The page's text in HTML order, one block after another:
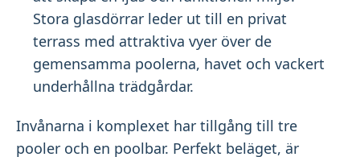
Stora glasdörrar leder ut till en privat
terrass med attraktiva vyer över de
gemensamma poolerna, havet och vackert
underhållna trädgårdar.
Invånarna i komplexet har tillgång till tre
pooler och en poolbar. Perfekt beläget, är